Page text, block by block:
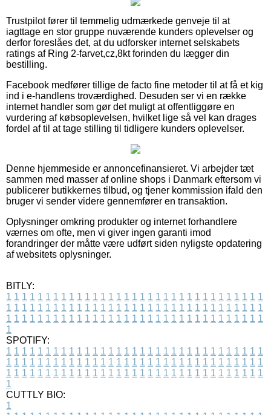
Trustpilot fører til temmelig udmærkede genveje til at
iagttage en stor gruppe nuværende kunders oplevelser og
derfor foreslåes det, at du udforsker internet selskabets
ratings af Ring 2-farvet,cz,8kt forinden du lægger din
bestilling.
Facebook medfører tillige de facto fine metoder til at få et kig
ind i e-handlens troværdighed. Desuden ser vi en række
internet handler som gør det muligt at offentliggøre en
vurdering af købsoplevelsen, hvilket lige så vel kan drages
fordel af til at tage stilling til tidligere kunders oplevelser.
Denne hjemmeside er annoncefinansieret. Vi arbejder tæt
sammen med masser af online shops i Danmark eftersom vi
publicerer butikkernes tilbud, og tjener kommission ifald den
bruger vi sender videre gennemfører en transaktion.
Oplysninger omkring produkter og internet forhandlere
værnes om ofte, men vi giver ingen garanti imod
forandringer der måtte være udført siden nyligste opdatering
af websitets oplysninger.
BITLY:
1 1 1 1 1 1 1 1 1 1 1 1 1 1 1 1 1 1 1 1 1 1 1 1 1 1 1 1 1 1 1 1 1
1 1 1 1 1 1 1 1 1 1 1 1 1 1 1 1 1 1 1 1 1 1 1 1 1 1 1 1 1 1 1 1 1
1 1 1 1 1 1 1 1 1 1 1 1 1 1 1 1 1 1 1 1 1 1 1 1 1 1 1 1 1 1 1 1 1
1
SPOTIFY:
1 1 1 1 1 1 1 1 1 1 1 1 1 1 1 1 1 1 1 1 1 1 1 1 1 1 1 1 1 1 1 1 1
1 1 1 1 1 1 1 1 1 1 1 1 1 1 1 1 1 1 1 1 1 1 1 1 1 1 1 1 1 1 1 1 1
1 1 1 1 1 1 1 1 1 1 1 1 1 1 1 1 1 1 1 1 1 1 1 1 1 1 1 1 1 1 1 1 1
1
CUTTLY BIO:
1